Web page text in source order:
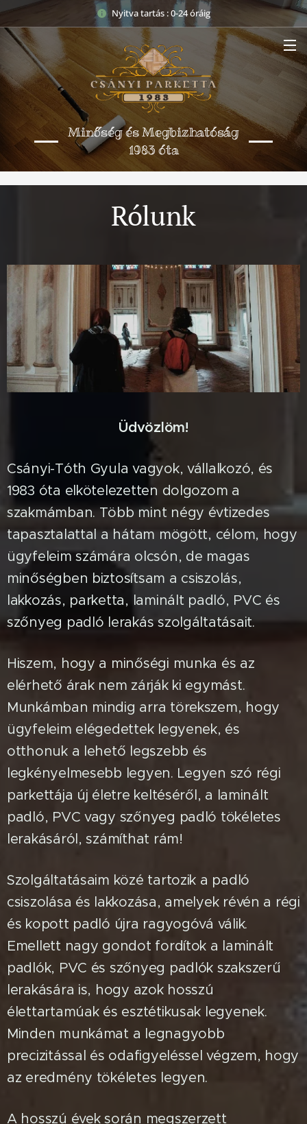
Nyitva tartás : 0-24 óráig
Minőség és Megbizhatóság
1983 óta
Rólunk
Üdvözlöm!
Csányi-Tóth Gyula vagyok, vállalkozó, és
1983 óta elkötelezetten dolgozom a
szakmámban. Több mint négy évtizedes
tapasztalattal a hátam mögött, célom, hogy
ügyfeleim számára olcsón, de magas
minőségben biztosítsam a csiszolás,
lakkozás, parketta, laminált padló, PVC és
szőnyeg padló lerakás szolgáltatásait.
Hiszem, hogy a minőségi munka és az
elérhető árak nem zárják ki egymást.
Munkámban mindig arra törekszem, hogy
ügyfeleim elégedettek legyenek, és
otthonuk a lehető legszebb és
legkényelmesebb legyen. Legyen szó régi
parkettája új életre keltéséről, a laminált
padló, PVC vagy szőnyeg padló tökéletes
lerakásáról, számíthat rám!
Szolgáltatásaim közé tartozik a padló
csiszolása és lakkozása, amelyek révén a régi
és kopott padló újra ragyogóvá válik.
Emellett nagy gondot fordítok a laminált
padlók, PVC és szőnyeg padlók szakszerű
lerakására is, hogy azok hosszú
élettartamúak és esztétikusak legyenek.
Minden munkámat a legnagyobb
precizitással és odafigyeléssel végzem, hogy
az eredmény tökéletes legyen.
A hosszú évek során megszerzett